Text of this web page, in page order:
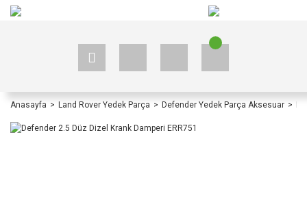
Anasayfa Land Rover Yedek Parça Defender Yedek Parça Aksesuar